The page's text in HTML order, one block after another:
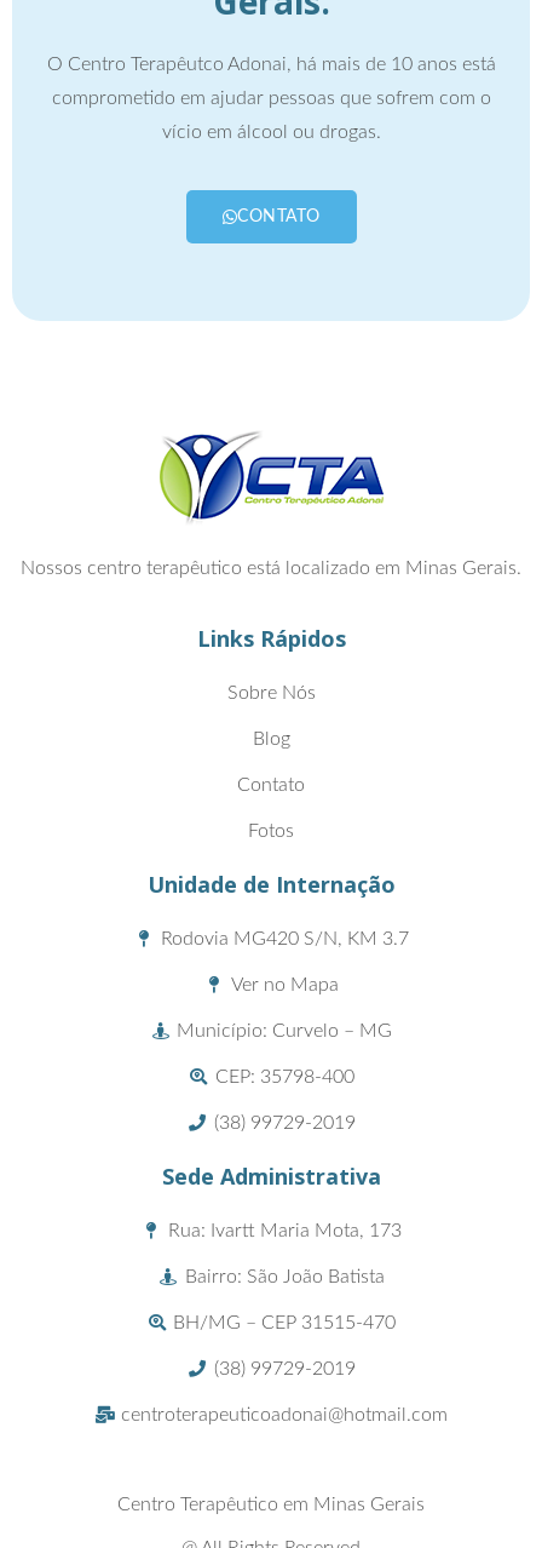
O Centro Terapêutco Adonai, há mais de 10 anos está
comprometido em ajudar pessoas que sofrem com o
vício em álcool ou drogas.
CONTATO
Nossos centro terapêutico está localizado em Minas Gerais.
Links Rápidos
Sobre Nós
Blog
Contato
Fotos
Unidade de Internação
Rodovia MG420 S/N, KM 3.7
Ver no Mapa
Município: Curvelo – MG
CEP: 35798-400
(38) 99729-2019
Sede Administrativa
Rua: Ivartt Maria Mota, 173
Bairro: São João Batista
BH/MG – CEP 31515-470
(38) 99729-2019
centroterapeuticoadonai@hotmail.com
Centro Terapêutico em Minas Gerais